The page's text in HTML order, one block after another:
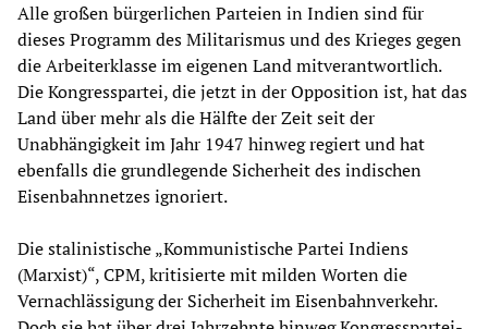
Alle großen bürgerlichen Parteien in Indien sind für
dieses Programm des Militarismus und des Krieges gegen
die Arbeiterklasse im eigenen Land mitverantwortlich.
Die Kongresspartei, die jetzt in der Opposition ist, hat das
Land über mehr als die Hälfte der Zeit seit der
Unabhängigkeit im Jahr 1947 hinweg regiert und hat
ebenfalls die grundlegende Sicherheit des indischen
Eisenbahnnetzes ignoriert.
Die stalinistische „Kommunistische Partei Indiens
(Marxist)“, CPM, kritisierte mit milden Worten die
Vernachlässigung der Sicherheit im Eisenbahnverkehr.